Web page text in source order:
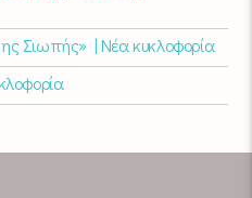
Σιωπής» | Νέα κυκλοφορία